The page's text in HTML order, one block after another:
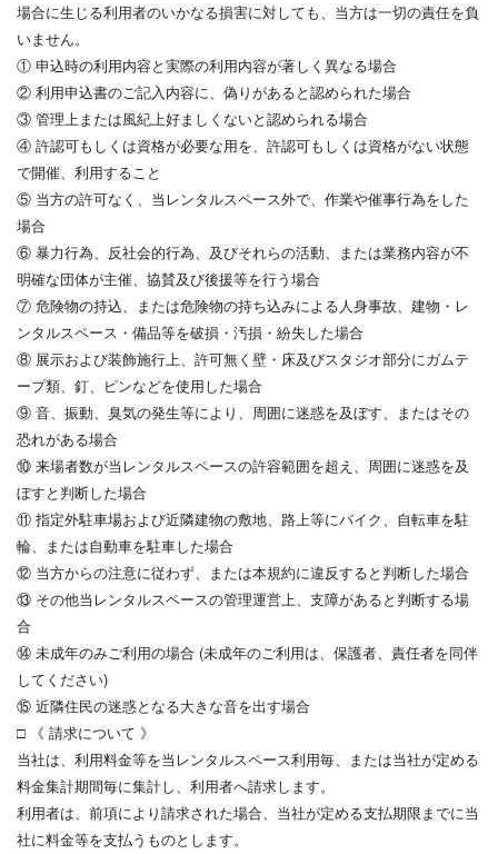
場合に生じる利用者のいかなる損害に対しても、当方は一切の責任を負
いません。
① 申込時の利用内容と実際の利用内容が著しく異なる場合
② 利用申込書のご記入内容に、偽りがあると認められた場合
③ 管理上または風紀上好ましくないと認められる場合
④ 許認可もしくは資格が必要な用を、許認可もしくは資格がない状態
で開催、利用すること
⑤ 当方の許可なく、当レンタルスペース外で、作業や催事行為をした
場合
⑥ 暴力行為、反社会的行為、及びそれらの活動、または業務内容が不
明確な団体が主催、協賛及び後援等を行う場合
⑦ 危険物の持込、または危険物の持ち込みによる人身事故、建物・レ
ンタルスペース・備品等を破損・汚損・紛失した場合
⑧ 展示および装飾施行上、許可無く壁・床及びスタジオ部分にガムテ
ープ類、釘、ピンなどを使用した場合
⑨ 音、振動、臭気の発生等により、周囲に迷惑を及ぼす、またはその
恐れがある場合
⑩ 来場者数が当レンタルスペースの許容範囲を超え、周囲に迷惑を及
ぼすと判断した場合
⑪ 指定外駐車場および近隣建物の敷地、路上等にバイク、自転車を駐
輪、または自動車を駐車した場合
⑫ 当方からの注意に従わず、または本規約に違反すると判断した場合
⑬ その他当レンタルスペースの管理運営上、支障があると判断する場
合
⑭ 未成年のみご利用の場合 (未成年のご利用は、保護者、責任者を同伴
してください)
⑮ 近隣住民の迷惑となる大きな音を出す場合
□ 《 請求について 》
当社は、利用料金等を当レンタルスペース利用毎、または当社が定める
料金集計期間毎に集計し、利用者へ請求します。
利用者は、前項により請求された場合、当社が定める支払期限までに当
社に料金等を支払うものとします。